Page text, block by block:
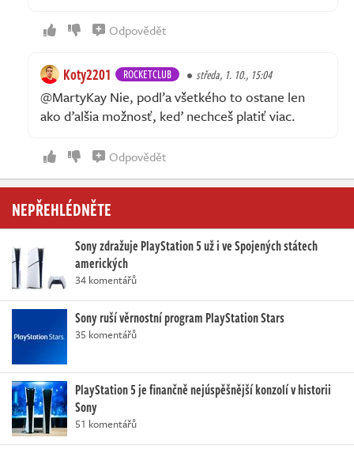
Odpovědět
Koty2201 ROCKETCLUB středa, 1. 10., 15:04
@MartyKay Nie, podľa všetkého to ostane len
ako ďalšia možnosť, keď nechceš platiť viac.
Odpovědět
NEPŘEHLÉDNĚTE
Sony zdražuje PlayStation 5 už i ve Spojených státech
amerických
34 komentářů
Sony ruší věrnostní program PlayStation Stars
35 komentářů
PlayStation 5 je finančně nejúspěšnější konzolí v historii
Sony
51 komentářů